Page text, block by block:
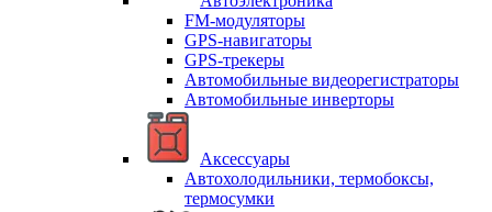
FM-модуляторы
GPS-навигаторы
GPS-трекеры
Автомобильные видеорегистраторы
Автомобильные инверторы
Аксессуары
Автохолодильники, термобоксы,
термосумки